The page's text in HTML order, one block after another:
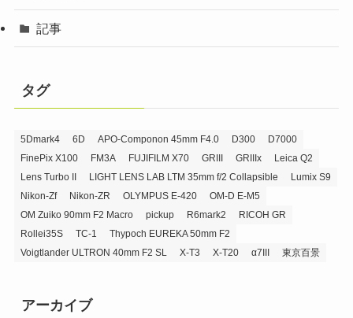
記事
タグ
5Dmark4 6D APO-Componon 45mm F4.0 D300
D7000
FinePix X100
FM3A FUJIFILM X70 GRIII GRIIIx
Leica Q2
Lens Turbo II
LIGHT LENS LAB LTM 35mm f/2 Collapsible
Lumix S9
Nikon-Zf
Nikon-ZR OLYMPUS E-420
OM-D E-M5
OM Zuiko 90mm F2 Macro
pickup R6mark2
RICOH GR
Rollei35S
TC-1
Thypoch EUREKA 50mm F2
Voigtlander ULTRON 40mm F2 SL
X-T3 X-T20 α7III 東京百景
アーカイブ